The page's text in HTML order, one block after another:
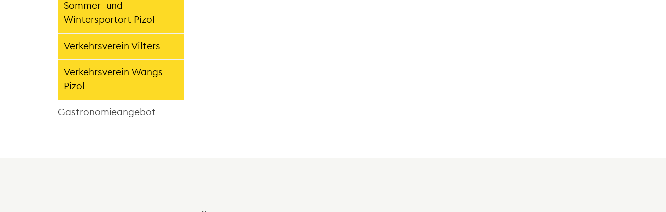
Sommer- und
Wintersportort Pizol
Verkehrsverein Vilters
Verkehrsverein Wangs
Pizol
Gastronomieangebot